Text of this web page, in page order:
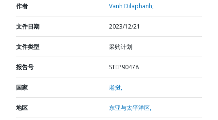
作者 Vanh Dilaphanh;
文件日期 2023/12/21
文件类型 采购计划
报告号 STEP90478
国家 老挝,
地区 东亚与太平洋区,